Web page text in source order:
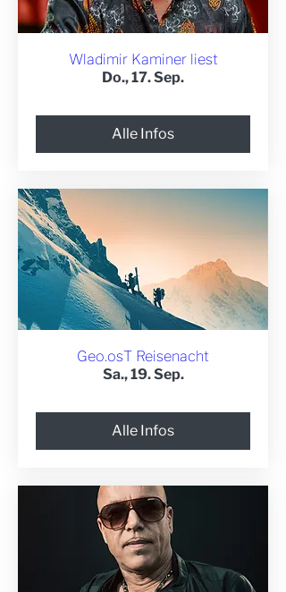
Wladimir Kaminer liest
Do., 17. Sep.
Alle Infos
Geo.osT Reisenacht
Sa., 19. Sep.
Alle Infos